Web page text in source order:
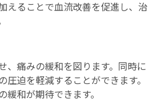
えることで血流改善を促進し、治
、痛みの緩和を図ります。同時に
迫を軽減することができます。
緩和が期待できます。